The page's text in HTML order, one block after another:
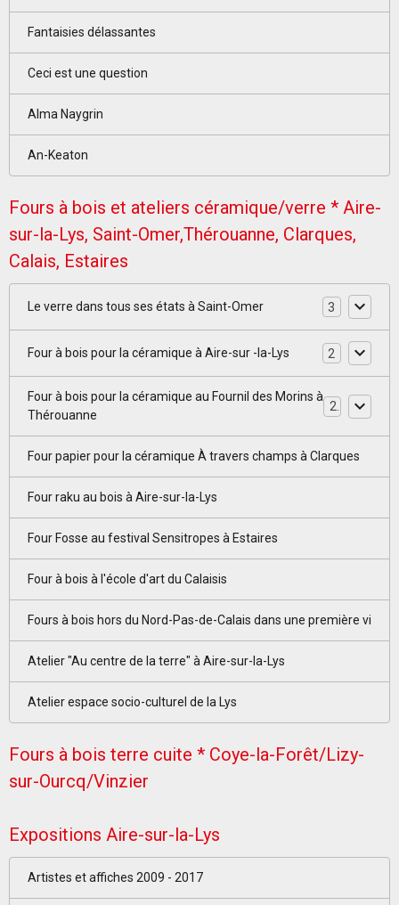
Fantaisies délassantes
Ceci est une question
Alma Naygrin
An-Keaton
Fours à bois et ateliers céramique/verre * Aire-
sur-la-Lys, Saint-Omer,Thérouanne, Clarques,
Calais, Estaires
Le verre dans tous ses états à Saint-Omer 3
Four à bois pour la céramique à Aire-sur -la-Lys 2
Four à bois pour la céramique au Fournil des Morins à
Thérouanne
Four papier pour la céramique À travers champs à Clarques
Four raku au bois à Aire-sur-la-Lys
Four Fosse au festival Sensitropes à Estaires
Four à bois à l'école d'art du Calaisis
Fours à bois hors du Nord-Pas-de-Calais dans une première vi
Atelier "Au centre de la terre" à Aire-sur-la-Lys
Atelier espace socio-culturel de la Lys
Fours à bois terre cuite * Coye-la-Forêt/Lizy-
sur-Ourcq/Vinzier
Expositions Aire-sur-la-Lys
Artistes et affiches 2009 - 2017